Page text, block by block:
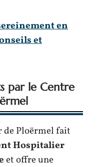
en
et
par le Centre
de Ploërmel fait
Hospitalier
et offre une